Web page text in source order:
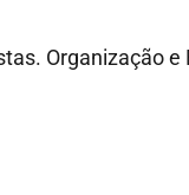
Organização